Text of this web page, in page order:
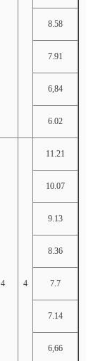
8.58
7.91
6,84
6.02
4 4
11.21
10.07
9.13
8.36
7.7
7.14
6,66